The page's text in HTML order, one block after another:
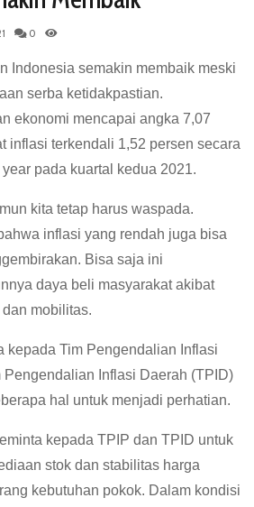
0
Indonesia semakin membaik meski
serba ketidakpastian.
ekonomi mencapai angka 7,07
inflasi terkendali 1,52 persen secara
pada kuartal kedua 2021.
kita tetap harus waspada.
inflasi yang rendah juga bisa
Bisa saja ini
daya beli masyarakat akibat
mobilitas.
kepada Tim Pengendalian Inflasi
Pengendalian Inflasi Daerah (TPID)
hal untuk menjadi perhatian.
kepada TPIP dan TPID untuk
stok dan stabilitas harga
kebutuhan pokok. Dalam kondisi